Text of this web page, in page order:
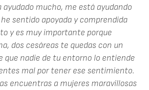
ayudado mucho, me está ayudando
sentido apoyada y comprendida
y es muy importante porque
dos cesáreas te quedas con un
que nadie de tu entorno lo entiende
mal por tener ese sentimiento.
encuentras a mujeres maravillosas